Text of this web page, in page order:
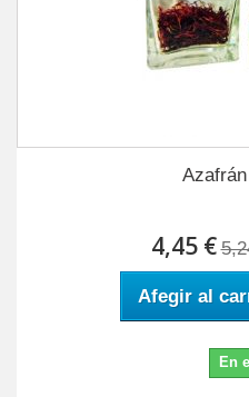
Azafrán
4,45 €
Afegir al
En